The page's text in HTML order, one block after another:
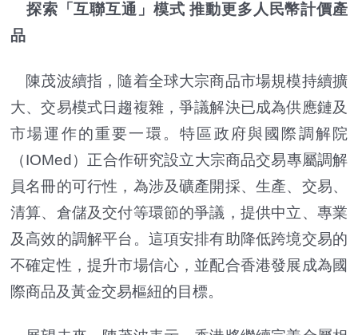
探索「互聯互通」模式 推動更多人民幣計價產
品
陳茂波續指，隨着全球大宗商品市場規模持續擴
大、交易模式日趨複雜，爭議解決已成為供應鏈及
市場運作的重要一環。特區政府與國際調解院
（IOMed）正合作研究設立大宗商品交易專屬調解
員名冊的可行性，為涉及礦產開採、生產、交易、
清算、倉儲及交付等環節的爭議，提供中立、專業
及高效的調解平台。這項安排有助降低跨境交易的
不確定性，提升市場信心，並配合香港發展成為國
際商品及黃金交易樞紐的目標。